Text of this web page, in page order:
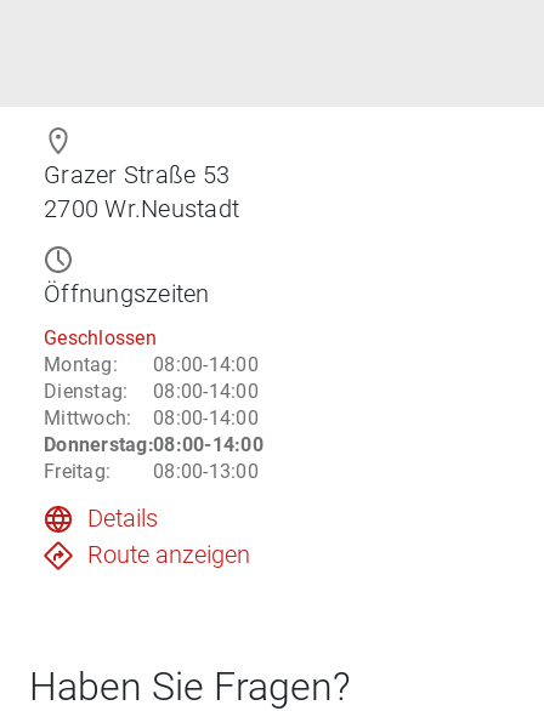
Grazer Straße 53
2700 Wr.Neustadt
Öffnungszeiten
Geschlossen
Montag:
08:00-14:00
Dienstag:
08:00-14:00
Mittwoch:
08:00-14:00
Donnerstag:08:00-14:00
Freitag: 08:00-13:00
Details
Route anzeigen
Haben Sie Fragen?